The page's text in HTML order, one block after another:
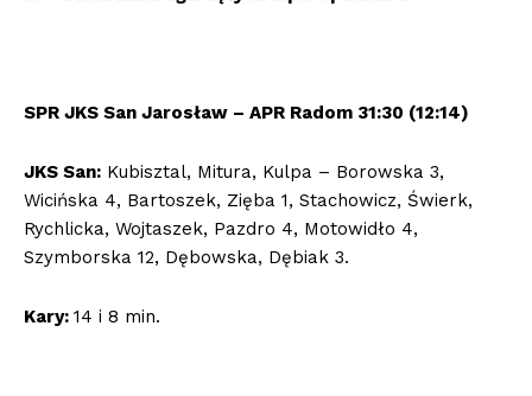
SPR JKS San Jarosław – APR Radom 31:30 (12:14)
JKS San: Kubisztal, Mitura, Kulpa – Borowska 3,
Wicińska 4, Bartoszek, Zięba 1, Stachowicz, Świerk,
Rychlicka, Wojtaszek, Pazdro 4, Motowidło 4,
Szymborska 12, Dębowska, Dębiak 3.
Kary: 14 i 8 min.